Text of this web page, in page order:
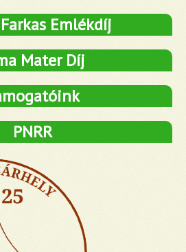
Emlékdíj
Mater Díj
PNRR